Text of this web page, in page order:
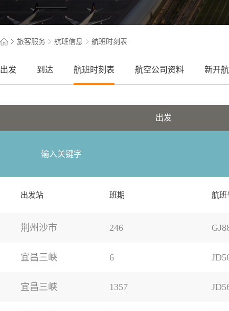
旅客服务 航班信息 航班时刻表
出发 到达 航班时刻表 航空公司资料 新开
出发
出发站 班期 航班
荆州沙市 246
宜昌三峡 6
宜昌三峡 1357